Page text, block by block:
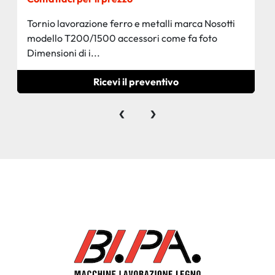
Tornio lavorazione ferro e metalli marca Nosotti
modello T200/1500 accessori come fa foto
Dimensioni di i...
Ricevi il preventivo
‹ ›